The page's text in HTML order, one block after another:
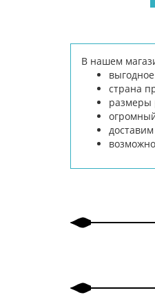
В нашем
страна
размеры